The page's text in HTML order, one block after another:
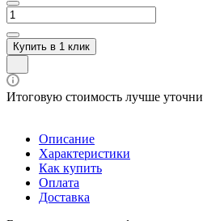
Купить в 1 клик
Итоговую стоимость лучше
Описание
Характеристики
Как купить
Оплата
Доставка